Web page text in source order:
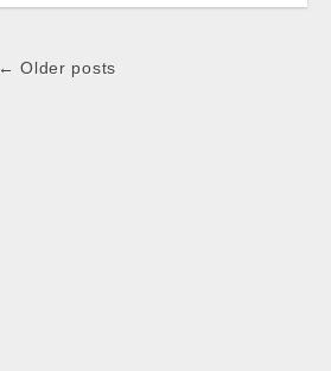
← Older posts